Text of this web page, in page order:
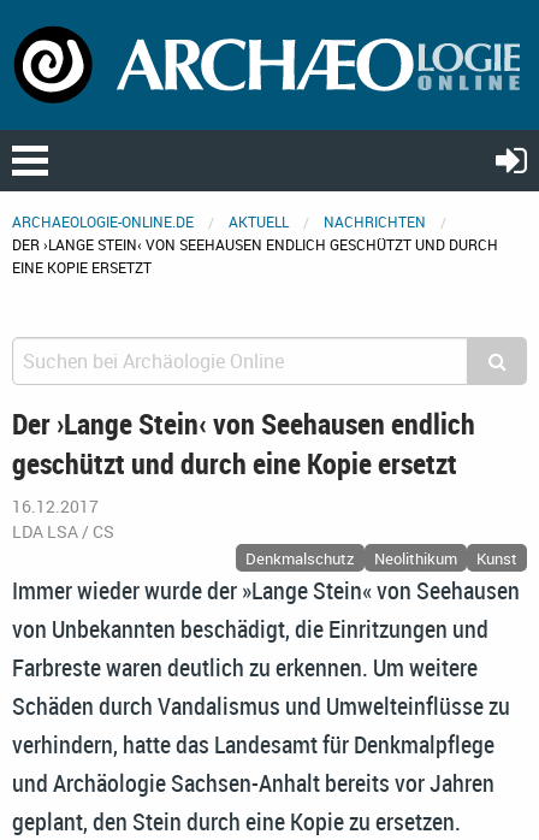
ARCHAEOLOGIE-ONLINE.DE AKTUELL
NACHRICHTEN
DER ›LANGE STEIN‹ VON SEEHAUSEN ENDLICH GESCHÜTZT UND DURCH
EINE KOPIE ERSETZT
Der ›Lange Stein‹ von Seehausen endlich
geschützt und durch eine Kopie ersetzt
16.12.2017
LDA LSA / CS
Denkmalschutz Neolithikum Kunst
Immer wieder wurde der »Lange Stein« von Seehausen
von Unbekannten beschädigt, die Einritzungen und
Farbreste waren deutlich zu erkennen. Um weitere
Schäden durch Vandalismus und Umwelteinflüsse zu
verhindern, hatte das Landesamt für Denkmalpflege
und Archäologie Sachsen-Anhalt bereits vor Jahren
geplant, den Stein durch eine Kopie zu ersetzen.